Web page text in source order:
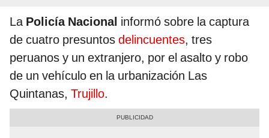
La Policía Nacional informó sobre la captura
de cuatro presuntos delincuentes, tres
peruanos y un extranjero, por el asalto y robo
de un vehículo en la urbanización Las
Quintanas, Trujillo.